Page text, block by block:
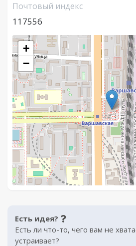
Почтовый индекс
117556
+
−
Есть идея?
Есть ли что-то, чего вам не
устраивает?